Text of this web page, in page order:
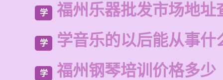
学 福州乐器批发市场地址
学 学音乐的以后能从事什
学 福州钢琴培训价格多少